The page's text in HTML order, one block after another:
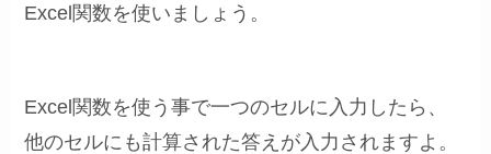
Excel関数を使いましょう。
Excel関数を使う事で一つのセルに入力したら、
他のセルにも計算された答えが入力されますよ。